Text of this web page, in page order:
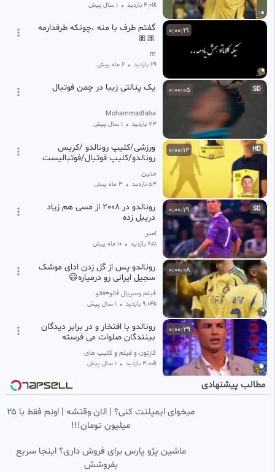
4.01k بازدید • 1 سال پیش
0:00:21
گفتم طرف با منه ،چونکه طرفدارمه
🎀🎀
m
29 بازدید • 2 ماه پیش
SD
0:00:05 یک پنالتی زیبا در چمن فوتبال
Mohammadtaha
73 بازدید • 1 سال پیش
HD
0:00:12
ورزشی/کلیپ رونالدو /کریس
رونالدو/کلیپ فوتبال/فوتبالیست
متین
53 بازدید • 3 ماه پیش
SD
0:00:19
رونالدو در 2008 از مسی هم زیاد
دریبل زده
امیر
851 بازدید • 10 ماه پیش
0:00:08
رونالدو پس از گل زدن ادای موشک
سجیل ایرانی رو درمیاره😃
فیلم وسریال فالو=فالو
9.04k بازدید • 1 سال پیش
0:00:29
رونالدو با افتخار و در برابر دیدگان
بینندگان صلوات می فرسته
کارتون و فیلم و کلیپ های قشنگ
3.00k بازدید • 1 سال پیش
SD
فوتبالی/فوتبال/ورزشی/کلیپ
رونالدو /کریس رونالدو/کلیپ
فوتبال
متین
• 3 ماه پیش
0:00:17
برگردون تماشایی رونالدو را مندی
مهار کرد
مطالب پیشنهادی
میخوای ایمپلنت کنی؟ | الان وقتشه | اونم فقط با ۲۵
میلیون تومان!!!
ماشین پژو پارس برای فروش داری؟ اینجا سریع
بفروشش